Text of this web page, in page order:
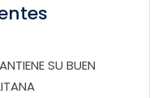
SU BUEN